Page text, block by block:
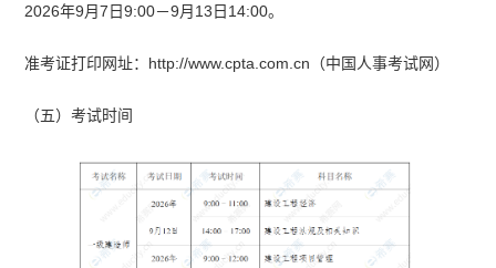
2026年9月7日9:00－9月13日14:00。
准考证打印网址：http://www.cpta.com.cn（中国人事考试网）
（五）考试时间